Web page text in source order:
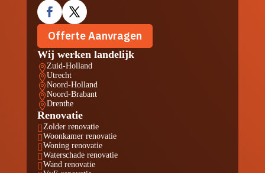
Offerte Aanvragen
Wij werken landelijk
Zuid-Holland
Utrecht
Noord-Holland
Noord-Brabant
Drenthe
Renovatie
 Zolder renovatie
 Woonkamer renovatie
 Woning renovatie
 Waterschade renovatie
 Wand renovatie